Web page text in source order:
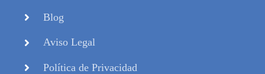
Blog
Aviso Legal
Política de Privacidad